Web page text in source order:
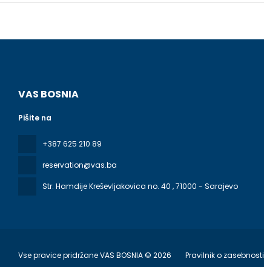
VAS BOSNIA
Pišite na
+387 625 210 89
reservation@vas.ba
Str: Hamdije Kreševljakovica no. 40 , 71000 - Sarajevo
Vse pravice pridržane VAS BOSNIA © 2026 Pravilnik o zasebnosti